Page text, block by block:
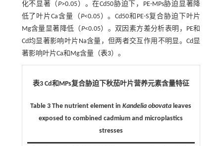
化不显著（P>0.05）。在Cd50胁迫下，PE-MPs胁迫显著降
低了叶片Ca含量（P<0.05）。Cd50和PE-S复合胁迫下叶片
Mg含量显著降低（P<0.05）。双因素方差分析表明，PE和
Cd均显著影响叶片Na含量，但两者交互作用不明显。Cd显
著影响叶片Ca和Mg含量（表3）。
表3 Cd和 MPs复合胁迫下秋茄叶片营养元素含量特征
Table 3 The nutrient element inKandelia obovata leaves
exposed to combined cadmium and microplastics
stresses